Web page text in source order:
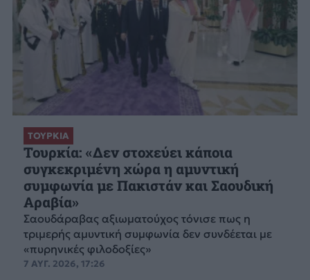
ΤΟΥΡΚΙΑ
Τουρκία: «Δεν στοχεύει κάποια
συγκεκριμένη χώρα η αμυντική
συμφωνία με Πακιστάν και Σαουδική
Αραβία»
Σαουδάραβας αξιωματούχος τόνισε πως η
τριμερής αμυντική συμφωνία δεν συνδέεται με
«πυρηνικές φιλοδοξίες»
7 ΑΥΓ. 2026, 17:26